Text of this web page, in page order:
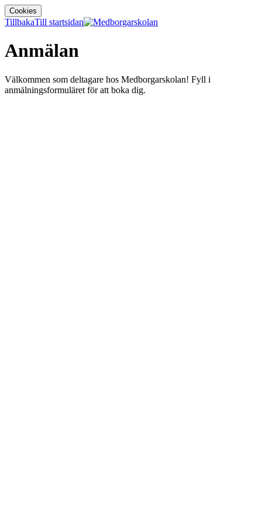
Cookies
TillbakaTill startsidan
Anmälan
Välkommen som deltagare hos Medborgarskolan! Fyll i
anmälningsformuläret för att boka dig.